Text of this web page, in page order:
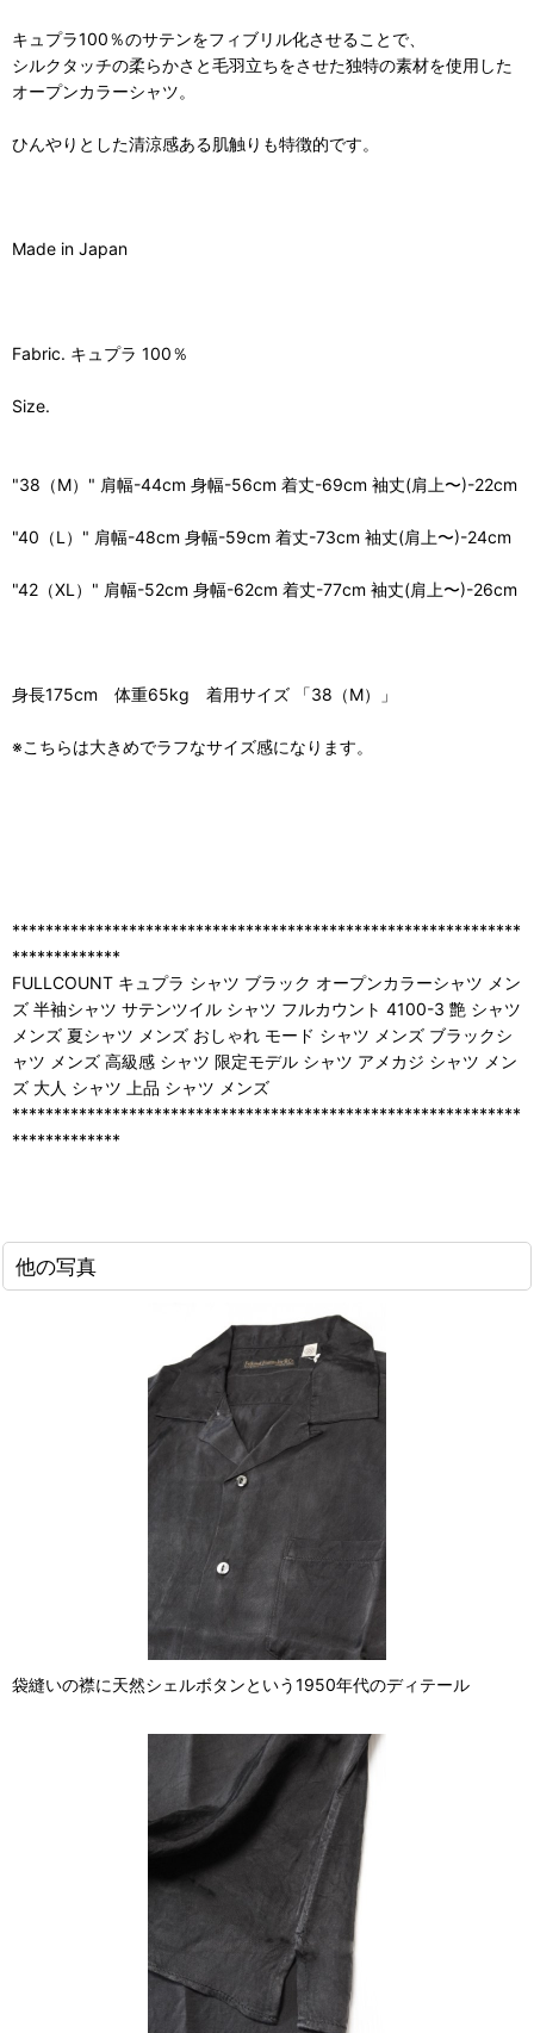
キュプラ100％のサテンをフィブリル化させることで、
シルクタッチの柔らかさと毛羽立ちをさせた独特の素材を使用した
オープンカラーシャツ。
ひんやりとした清涼感ある肌触りも特徴的です。
Made in Japan
Fabric. キュプラ 100％
Size.
"38（M）" 肩幅-44cm 身幅-56cm 着丈-69cm 袖丈(肩上〜)-22cm
"40（L）" 肩幅-48cm 身幅-59cm 着丈-73cm 袖丈(肩上〜)-24cm
"42（XL）" 肩幅-52cm 身幅-62cm 着丈-77cm 袖丈(肩上〜)-26cm
身長175cm 体重65kg 着用サイズ 「38（M）」
※こちらは大きめでラフなサイズ感になります。
*************************************************************
*************
FULLCOUNT キュプラ シャツ ブラック オープンカラーシャツ メン
ズ 半袖シャツ サテンツイル シャツ フルカウント 4100-3 艶 シャツ
メンズ 夏シャツ メンズ おしゃれ モード シャツ メンズ ブラックシ
ャツ メンズ 高級感 シャツ 限定モデル シャツ アメカジ シャツ メン
ズ 大人 シャツ 上品 シャツ メンズ
*************************************************************
*************
他の写真
袋縫いの襟に天然シェルボタンという1950年代のディテール